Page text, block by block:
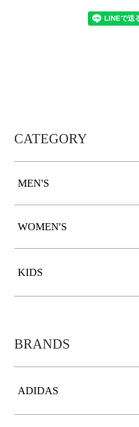
CATEGORY
MEN'S
WOMEN'S
KIDS
BRANDS
ADIDAS